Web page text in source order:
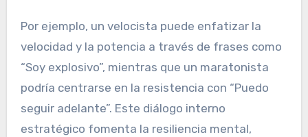
Por ejemplo, un velocista puede enfatizar la
velocidad y la potencia a través de frases como
“Soy explosivo”, mientras que un maratonista
podría centrarse en la resistencia con “Puedo
seguir adelante”. Este diálogo interno
estratégico fomenta la resiliencia mental,